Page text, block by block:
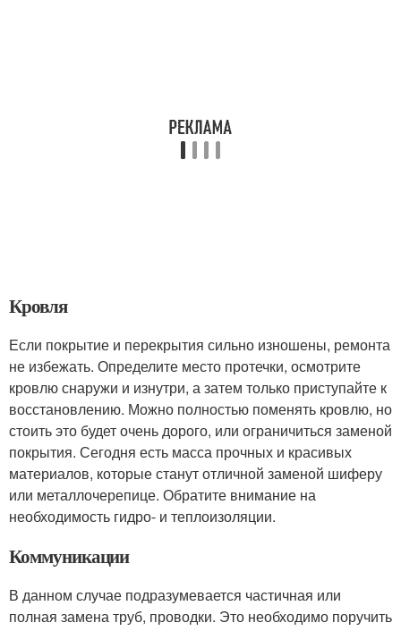
Кровля
Если покрытие и перекрытия сильно изношены, ремонта
не избежать. Определите место протечки, осмотрите
кровлю снаружи и изнутри, а затем только приступайте к
восстановлению. Можно полностью поменять кровлю, но
стоить это будет очень дорого, или ограничиться заменой
покрытия. Сегодня есть масса прочных и красивых
материалов, которые станут отличной заменой шиферу
или металлочерепице. Обратите внимание на
необходимость гидро- и теплоизоляции.
Коммуникации
В данном случае подразумевается частичная или
полная замена труб, проводки. Это необходимо поручить